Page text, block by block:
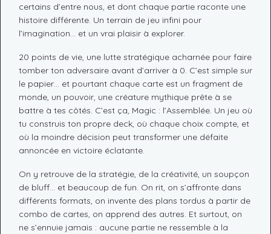
certains d’entre nous, et dont chaque partie raconte une
histoire différente. Un terrain de jeu infini pour
l’imagination… et un vrai plaisir à explorer.
20 points de vie, une lutte stratégique acharnée pour faire
tomber ton adversaire avant d’arriver à 0. C’est simple sur
le papier… et pourtant chaque carte est un fragment de
monde, un pouvoir, une créature mythique prête à se
battre à tes côtés. C’est ça, Magic : l’Assemblée. Un jeu où
tu construis ton propre deck, où chaque choix compte, et
où la moindre décision peut transformer une défaite
annoncée en victoire éclatante.
On y retrouve de la stratégie, de la créativité, un soupçon
de bluff… et beaucoup de fun. On rit, on s’affronte dans
différents formats, on invente des plans tordus à partir de
combo de cartes, on apprend des autres. Et surtout, on
ne s’ennuie jamais : aucune partie ne ressemble à la